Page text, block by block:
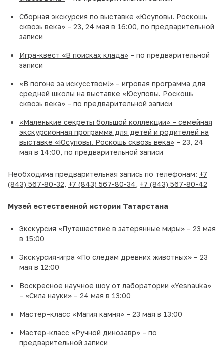
Сборная экскурсия по выставке «Юсуповы. Роскошь
сквозь века» – 23, 24 мая в 16:00, по предварительной
записи
Игра-квест «В поисках клада» – по предварительной
записи
«В погоне за искусством!» – игровая программа для
средней школы на выставке «Юсуповы. Роскошь
сквозь века» – по предварительной записи
«Маленькие секреты большой коллекции» – семейная
экскурсионная программа для детей и родителей на
выставке «Юсуповы. Роскошь сквозь века» – 23, 24
мая в 14:00, по предварительной записи
Необходима предварительная запись по телефонам: +7
(843) 567-80-32, +7 (843) 567-80-34, +7 (843) 567-80-42
Музей естественной истории Татарстана
Экскурсия «Путешествие в затерянные миры» – 23 мая
в 15:00
Экскурсия-игра «По следам древних животных» – 23
мая в 12:00
Воскресное научное шоу от лаборатории «Yesnauka»
– «Сила науки» – 24 мая в 13:00
Мастер–класс «Магия камня» – 23 мая в 13:00
Мастер-класс «Ручной динозавр» – по
предварительной записи